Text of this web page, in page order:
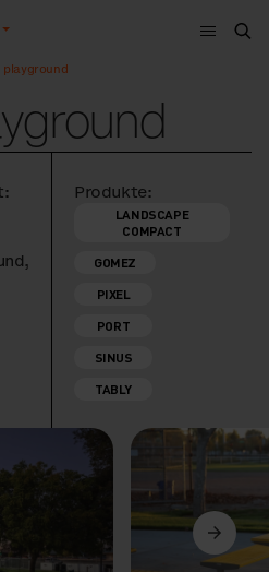
Menu
playground
Produkte:
LANDSCAPE
COMPACT
GOMEZ
PIXEL
PORT
SINUS
TABLY